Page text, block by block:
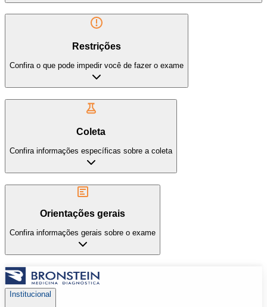
Restrições
Confira o que pode impedir você de fazer o exame
Coleta
Confira informações específicas sobre a coleta
Orientações gerais
Confira informações gerais sobre o exame
Institucional